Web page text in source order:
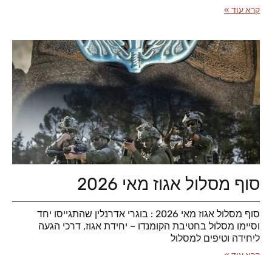
קרא עוד »
סוף מסלול אגוז מאי 2026
סוף מסלול אגוז מאי 2026 : בוגרי אדרנלין שהתגייסו יחד
וסיימו מסלול בחטיבת הקומנדו – יחידת אגוז, דרכי הגעה
ליחידה וטיפים למסלול